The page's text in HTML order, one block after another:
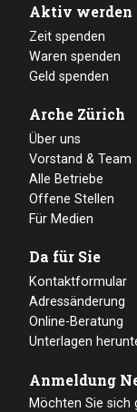
Aktiv werden
Zeit spenden
Waren spenden
Geld spenden
Arche Zürich
Über uns
Vorstand & Team
Alle Betriebe
Offene Stellen
Für Medien
Da für Sie
Kontaktformular
Adressänderung
Online-Beratung
Unterlagen
Anmeldung
Möchten Sie sich